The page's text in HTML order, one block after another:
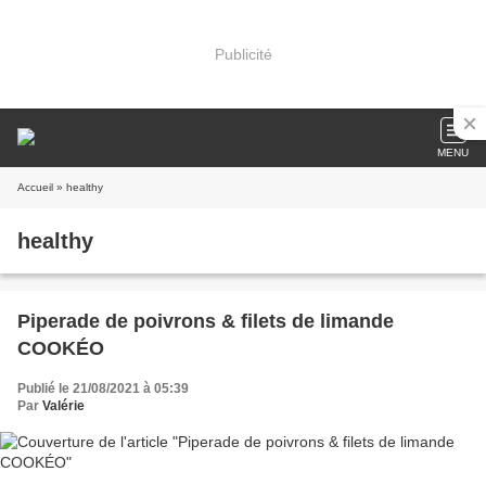
Publicité
MENU
Accueil » healthy
healthy
Piperade de poivrons & filets de limande
COOKÉO
Publié le 21/08/2021 à 05:39
Par Valérie